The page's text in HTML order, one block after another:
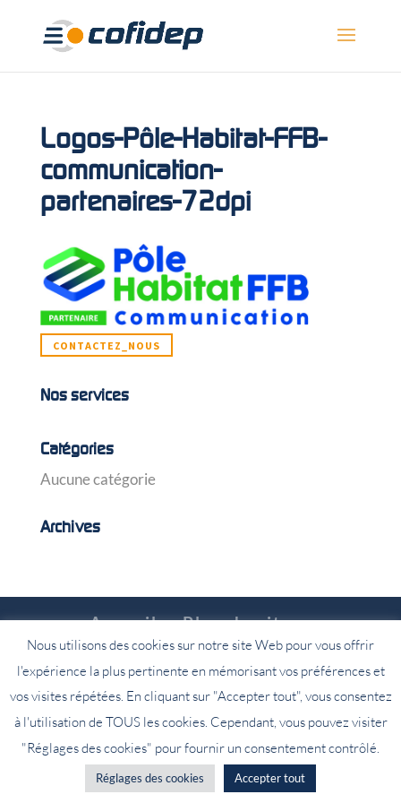
Logos-Pôle-Habitat-FFB-
communication-
partenaires-72dpi
CONTACTEZ_NOUS
Nos services
Catégories
Aucune catégorie
Archives
Accueil
Plan du site
Contactez-nous
Le Groupe Ipelec
Mentions Légales
Tous droits réservés Groupe Ipelec 2022.
Nous utilisons des cookies sur notre site Web pour vous offrir
l'expérience la plus pertinente en mémorisant vos préférences et
vos visites répétées. En cliquant sur "Accepter tout", vous consentez
à l'utilisation de TOUS les cookies. Cependant, vous pouvez visiter
"Réglages des cookies" pour fournir un consentement contrôlé.
Réglages des cookies Accepter tout